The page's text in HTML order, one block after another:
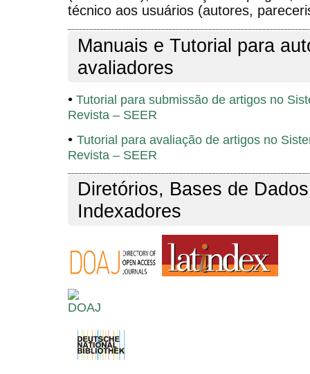
técnico aos usuários (autores,
Manuais e Tutorial para
avaliadores
• Tutorial para submissão de artigos no
Revista – SEER
• Tutorial para avaliação de artigos no
Revista – SEER
Diretórios, Bases de
Indexadores